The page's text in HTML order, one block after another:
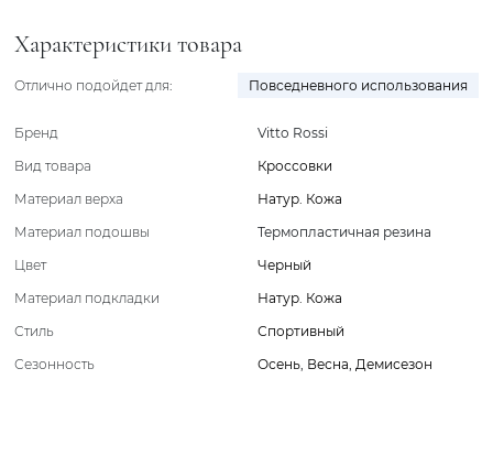
Характеристики товара
Отлично подойдет для: Повседневного использования
Бренд
Vitto Rossi
Вид товара
Кроссовки
Материал верха
Натур. Кожа
Материал подошвы
Термопластичная резина
Цвет
Черный
Материал подкладки
Натур. Кожа
Стиль
Спортивный
Сезонность
Осень, Весна, Демисезон